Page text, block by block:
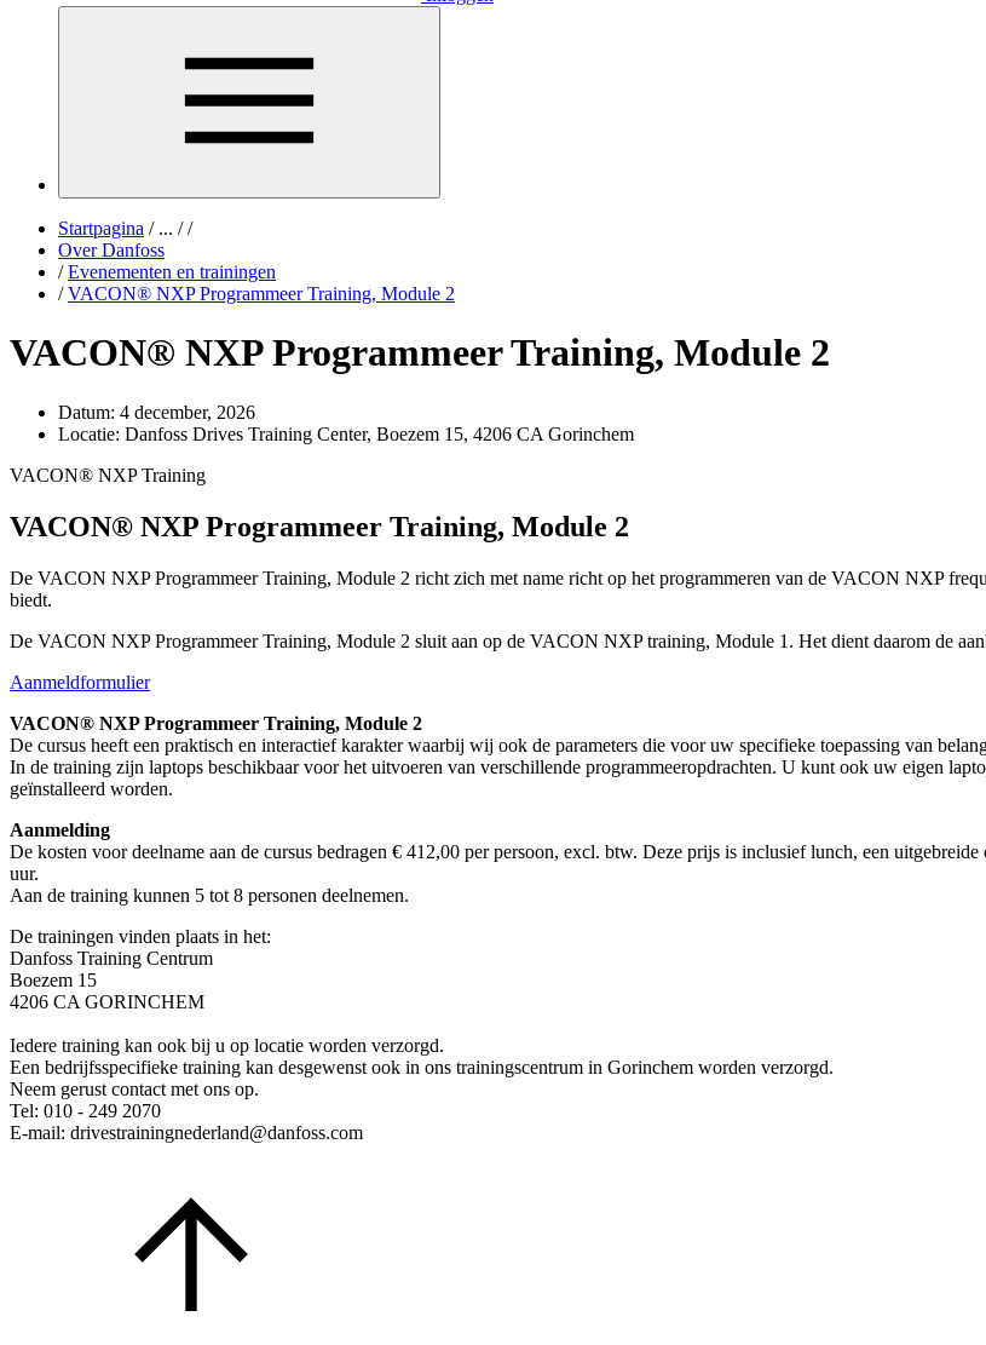
Startpagina /... / /
Over Danfoss
/ Evenementen en trainingen
/ VACON® NXP Programmeer Training, Module 2
VACON® NXP Programmeer Training, Module 2
Datum: 4 december, 2026
Locatie: Danfoss Drives Training Center, Boezem 15, 4206 CA Gorinchem
VACON® NXP Training
VACON® NXP Programmeer Training, Module 2
De VACON NXP Programmeer Training, Module 2 richt zich met name richt op het programmeren van de VACON NXP
biedt.
De VACON NXP Programmeer Training, Module 2 sluit aan op de VACON NXP training, Module 1. Het dient daarom de
Aanmeldformulier
VACON® NXP Programmeer Training, Module 2
De cursus heeft een praktisch en interactief karakter waarbij wij ook de parameters die voor uw specifieke toepassing van
In de training zijn laptops beschikbaar voor het uitvoeren van verschillende programmeeropdrachten. U kunt ook uw eigen
geïnstalleerd worden.
Aanmelding
De kosten voor deelname aan de cursus bedragen € 412,00 per persoon, excl. btw. Deze prijs is inclusief lunch, een
uur.
Aan de training kunnen 5 tot 8 personen deelnemen.
De trainingen vinden plaats in het:
Danfoss Training Centrum
Boezem 15
4206 CA GORINCHEM
Iedere training kan ook bij u op locatie worden verzorgd.
Een bedrijfsspecifieke training kan desgewenst ook in ons trainingscentrum in Gorinchem worden verzorgd.
Neem gerust contact met ons op.
Tel: 010 - 249 2070
E-mail: drivestrainingnederland@danfoss.com